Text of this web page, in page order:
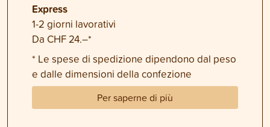
Express
1-2 giorni lavorativi
Da CHF 24.–*
* Le spese di spedizione dipendono dal peso
e dalle dimensioni della confezione
Per saperne di più